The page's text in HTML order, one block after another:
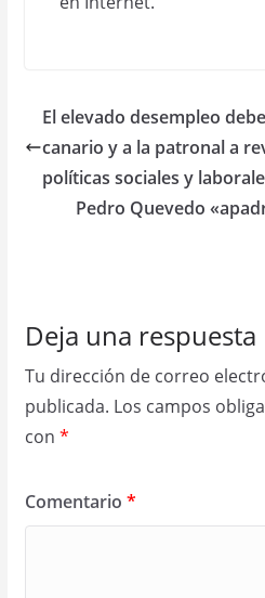
El elevado desempleo
canario y a la patronal a
políticas sociales y
Pedro Quevedo
Deja una respuesta
Tu dirección de correo
publicada. Los campos
con *
Comentario *